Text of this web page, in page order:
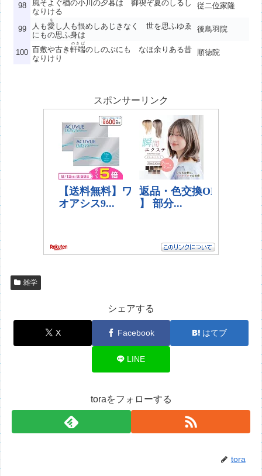
98 風そよぐ楢の小川の夕暮は御禊ぞ夏のしるし
なりける
従二位家隆
99 人も愛
を
し人も恨めしあじきなく 世を思ふゆゑ
にもの思ふ身は
後鳥羽院
100 百敷や古き軒端
のきば
のしのぶにも なほ余りある昔
なりけり
順徳院
スポンサーリンク
雑学
シェアする
X Facebook はてブ
LINE
toraをフォローする
tora